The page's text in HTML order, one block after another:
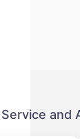
Service and